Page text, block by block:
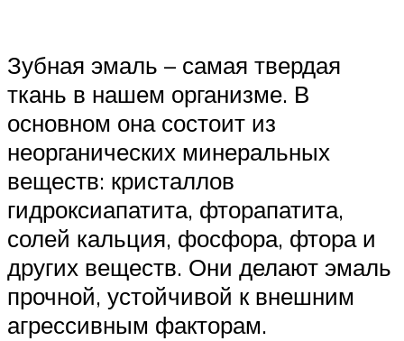
Зубная эмаль – самая твердая
ткань в нашем организме. В
основном она состоит из
неорганических минеральных
веществ: кристаллов
гидроксиапатита, фторапатита,
солей кальция, фосфора, фтора и
других веществ. Они делают эмаль
прочной, устойчивой к внешним
агрессивным факторам.